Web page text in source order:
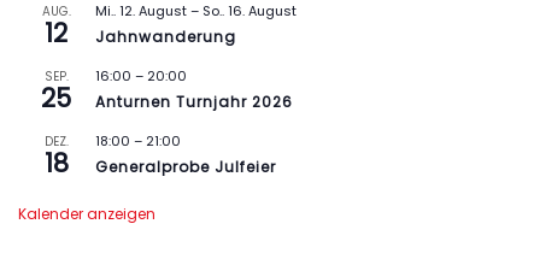
AUG.
12
Mi.. 12. August– So.. 16. August
Jahnwanderung
SEP.
25
16:00 – 20:00
Anturnen Turnjahr 2026
DEZ.
18
18:00 – 21:00
Generalprobe Julfeier
Kalender anzeigen